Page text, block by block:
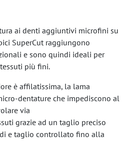
ai denti aggiuntivi microfini su
SuperCut raggiungono
e sono quindi ideali per
più fini.
è affilatissima, la lama
dentature che impediscono al
via
grazie ad un taglio preciso
e taglio controllato fino alla